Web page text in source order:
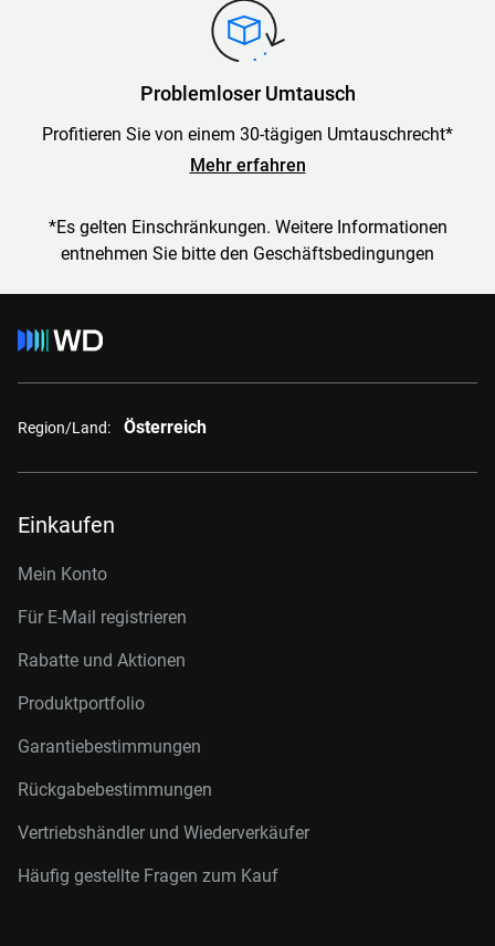
Problemloser Umtausch
Profitieren Sie von einem 30-tägigen Umtauschrecht*
Mehr erfahren
*Es gelten Einschränkungen. Weitere Informationen
entnehmen Sie bitte den Geschäftsbedingungen
Region/Land: Österreich
Einkaufen
Mein Konto
Für E-Mail registrieren
Rabatte und Aktionen
Produktportfolio
Garantiebestimmungen
Rückgabebestimmungen
Vertriebshändler und Wiederverkäufer
Häufig gestellte Fragen zum Kauf